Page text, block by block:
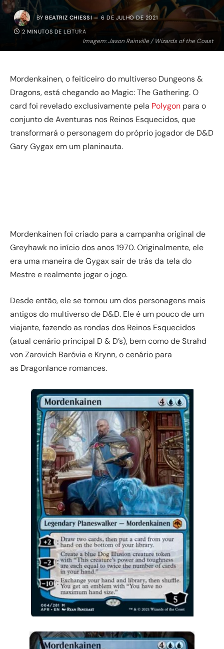
Imagem: Jason Rainville / Wizards of the Coast
BY BEATRIZ CHIESSI 6 DE JULHO DE 2021
2 MINUTOS DE LEITURA
Mordenkainen, o feiticeiro do multiverso Dungeons &
Dragons, está chegando ao Magic: The Gathering. O
card foi revelado exclusivamente pela Polygon para o
conjunto de Aventuras nos Reinos Esquecidos, que
transformará o personagem do próprio jogador de D&D
Gary Gygax em um planinauta.
Mordenkainen foi criado para a campanha original de
Greyhawk no início dos anos 1970. Originalmente, ele
era uma maneira de Gygax sair de trás da tela do
Mestre e realmente jogar o jogo.
Desde então, ele se tornou um dos personagens mais
antigos do multiverso de D&D. Ele é um pouco de um
viajante, fazendo as rondas dos Reinos Esquecidos
(atual cenário principal D & D’s), bem como de Strahd
von Zarovich Baróvia e Krynn, o cenário para
as Dragonlance romances.